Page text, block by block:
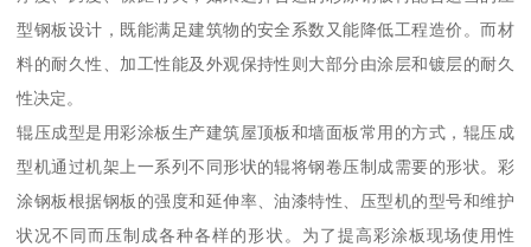
型钢板设计，既能满足建筑物的安全系数又能降低工程造价。而材
料的耐久性、加工性能及外观保持性则大部分由涂层和镀层的耐久
性决定。
辊压成型是用彩涂板生产建筑屋顶板和墙面板常用的方式，辊压成
型机通过机架上一系列不同形状的辊将钢卷压制成需要的形状。彩
涂钢板根据钢板的强度和延伸率、油漆特性、压型机的型号和维护
状况不同而压制成各种各样的形状。为了提高彩涂板现场使用性